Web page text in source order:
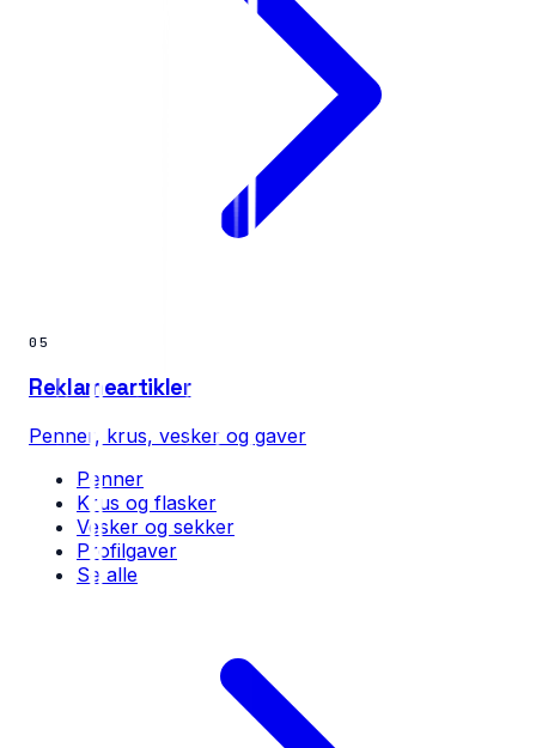
05
Reklameartikler
Penner, krus, vesker og gaver
Penner
Krus og flasker
Vesker og sekker
Profilgaver
Se alle